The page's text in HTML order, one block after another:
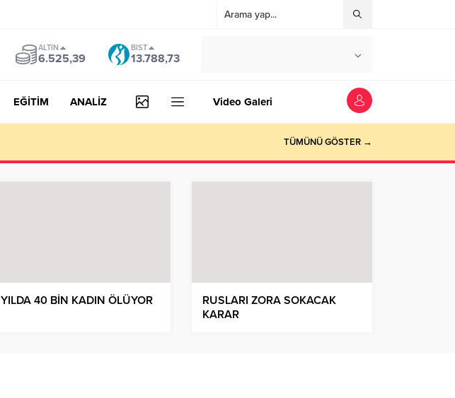
ALTIN
6.525,39
BIST
13.788,73
EĞİTİM ANALİZ Video Galeri
TÜMÜNÜ GÖSTER →
YILDA 40 BİN KADIN ÖLÜYOR
RUSLARI ZORA SOKACAK
KARAR